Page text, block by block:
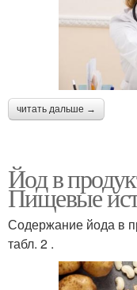
читать дальше →
Йод в
Пищевые
Содержание йода в
табл. 2 .